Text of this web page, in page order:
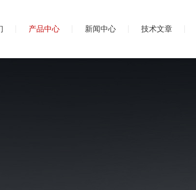
产品中心 新闻中心 技术文章